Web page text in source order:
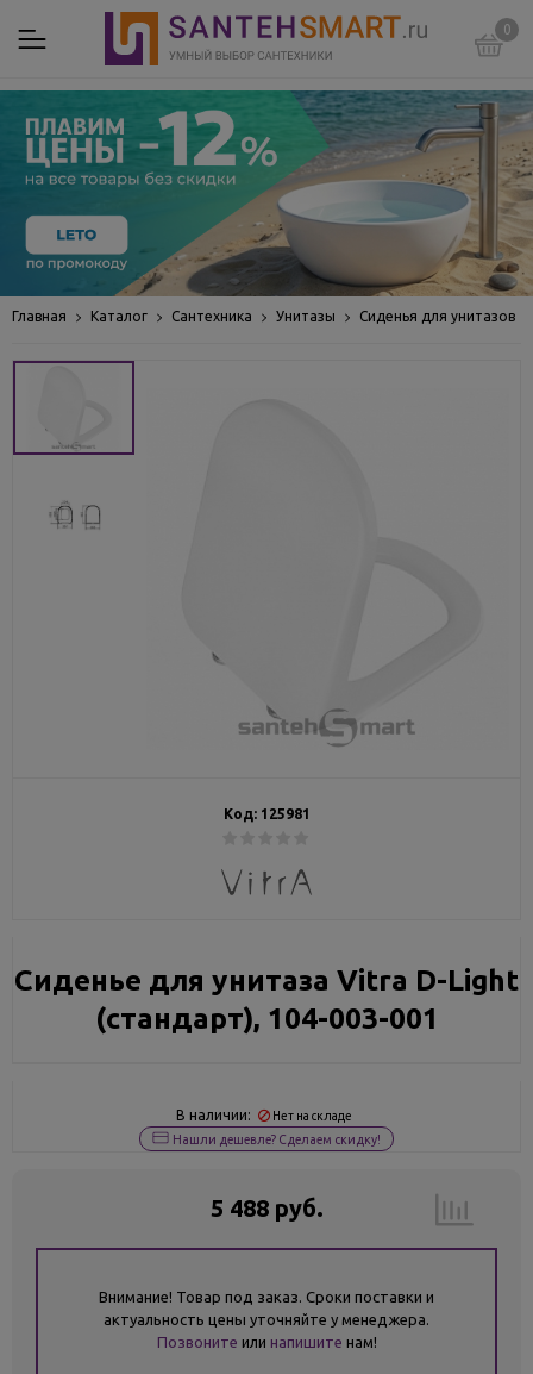
0
Главная Каталог Сантехника Унитазы Сиденья для унитазов
Код: 125981
Сиденье для унитаза Vitra D-Light
(стандарт), 104-003-001
В наличии: Нет на складе
Нашли дешевле? Сделаем скидку!
5 488 руб.
Внимание! Товар под заказ. Сроки поставки и
актуальность цены уточняйте у менеджера.
Позвоните или напишите нам!